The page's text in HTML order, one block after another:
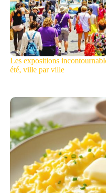
Les expositions
été, ville par ville